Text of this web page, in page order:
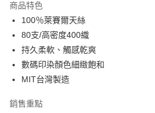
Apple Pay
悠遊付
Google Pay
AFTEE先享後付
相關說明
商品特色
100％萊賽爾天絲
80支/高密度400織
持久柔軟、觸感乾爽
數碼印染顏色細緻飽和
MIT台灣製造
銷售重點